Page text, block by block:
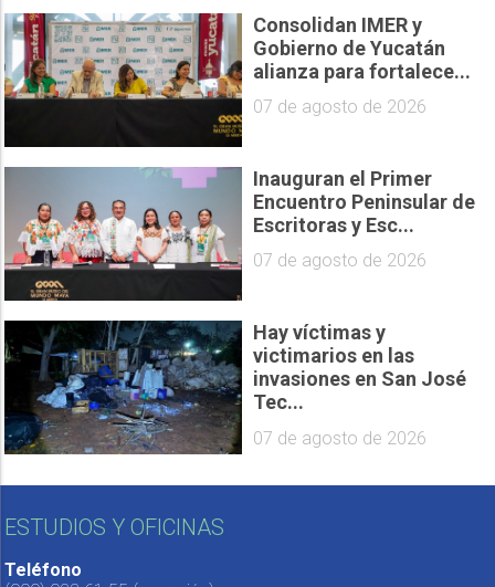
Consolidan IMER y
Gobierno de Yucatán
alianza para fortalece...
07 de agosto de 2026
Inauguran el Primer
Encuentro Peninsular de
Escritoras y Esc...
07 de agosto de 2026
Hay víctimas y
victimarios en las
invasiones en San José
Tec...
07 de agosto de 2026
ESTUDIOS Y OFICINAS
Teléfono